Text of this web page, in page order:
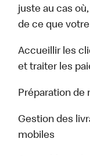
juste au cas
de ce que
Accueillir les
et traiter les
Préparation de
Gestion des
mobiles